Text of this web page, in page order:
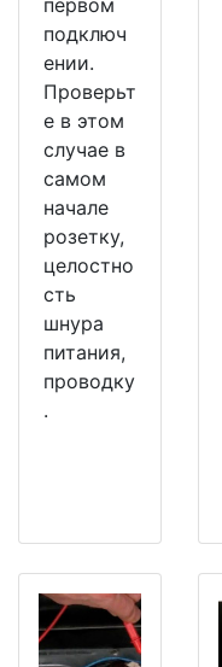
первом
подключ
ении.
Проверьт
е в этом
случае в
самом
начале
розетку,
целостно
сть
шнура
питания,
проводку
.